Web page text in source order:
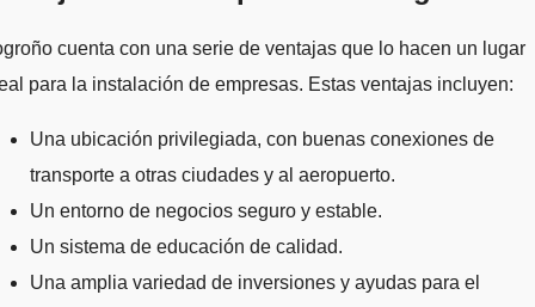
cuenta con una serie de ventajas que lo hacen un lugar
para la instalación de empresas. Estas ventajas incluyen:
Una ubicación privilegiada, con buenas conexiones de
transporte a otras ciudades y al aeropuerto.
Un entorno de negocios seguro y estable.
Un sistema de educación de calidad.
Una amplia variedad de inversiones y ayudas para el